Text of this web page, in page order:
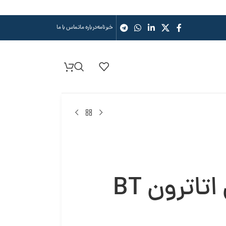
خبرنامهدرباره ماتماس با ما
دوزینگ پمپ سلونوئیدی اتاترون BT